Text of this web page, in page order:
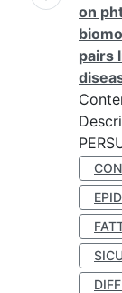
on
pairs